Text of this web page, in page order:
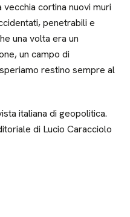
cortina nuovi muri
penetrabili e
una volta era un
un campo di
restino sempre al
italiana di geopolitica.
di Lucio Caracciolo